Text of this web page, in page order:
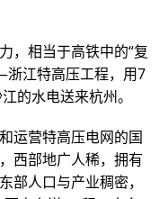
，相当于高铁中的“复
浙江特高压工程，用7
的水电送来杭州。
运营特高压电网的国
西部地广人稀，拥有
部人口与产业稠密，